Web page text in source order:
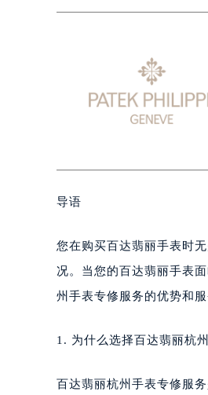
导语
您在购买百达翡丽手表时
况。当您的百达翡丽手表
州手表专修服务的优势和服
1. 为什么选择百达翡丽杭
百达翡丽杭州手表专修服